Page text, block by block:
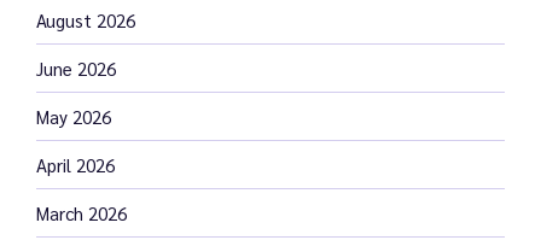
August 2026
June 2026
May 2026
April 2026
March 2026